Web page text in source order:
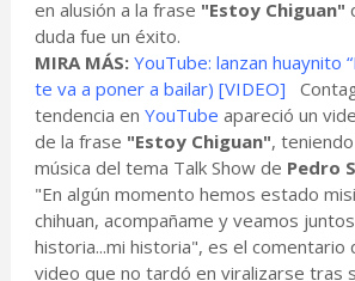
en alusión a la frase "Estoy Chiguan"
duda fue un éxito.
MIRA MÁS: YouTube: lanzan huaynito
te va a poner a bailar) [VIDEO]
tendencia en YouTube apareció un
de la frase "Estoy Chiguan",
música del tema Talk Show de Pedro
"En algún momento hemos estado
chihuan, acompañame y veamos
historia...mi historia", es el comentario
video que no tardó en viralizarse tras